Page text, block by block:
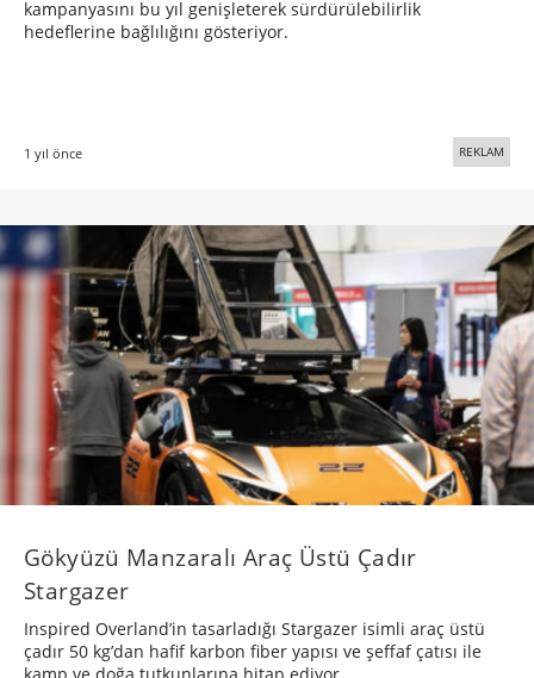
kampanyasını bu yıl genişleterek sürdürülebilirlik
hedeflerine bağlılığını gösteriyor.
1 yıl önce REKLAM
Gökyüzü Manzaralı Araç Üstü Çadır
Stargazer
Inspired Overland’in tasarladığı Stargazer isimli araç üstü
çadır 50 kg’dan hafif karbon fiber yapısı ve şeffaf çatısı ile
kamp ve doğa tutkunlarına hitap ediyor.